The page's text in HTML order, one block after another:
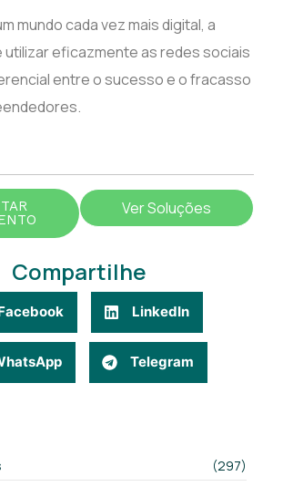
mundo cada vez mais digital, a
utilizar eficazmente as redes sociais
entre o sucesso e o fracasso
Ver Soluções
Compartilhe
LinkedIn
Telegram
(297)